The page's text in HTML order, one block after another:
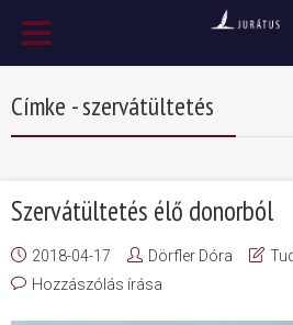
Címke - szervátültetés
Szervátültetés élő donorból
2018-04-17 Dörfler Dóra
Hozzászólás írása